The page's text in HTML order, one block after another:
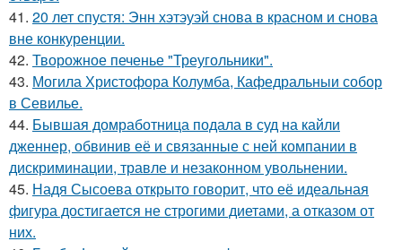
41. 20 лет спустя: Энн хэтэуэй снова в красном и снова
вне конкуренции.
42. Творожное печенье "Треугольники".
43. Могила Христофора Колумба, Кафедральныи собор
в Севилье.
44. Бывшая домработница подала в суд на кайли
дженнер, обвинив её и связанные с ней компании в
дискриминации, травле и незаконном увольнении.
45. Надя Сысоева открыто говорит, что её идеальная
фигура достигается не строгими диетами, а отказом от
них.